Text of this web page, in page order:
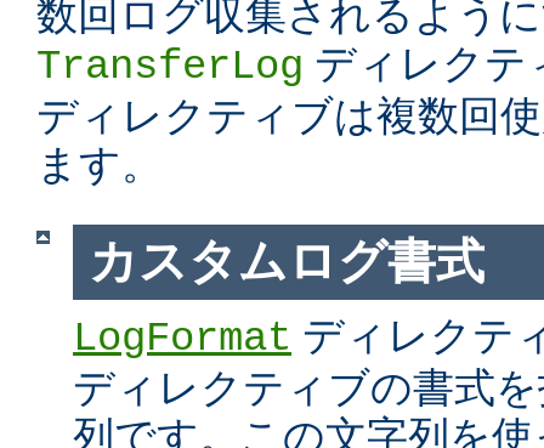
数回ログ収集されるよう
TransferLog ディレク
ディレクティブは複数回
ます。
カスタムログ書式
LogFormat ディレクテ
ディレクティブの書式
列です。この文字列を